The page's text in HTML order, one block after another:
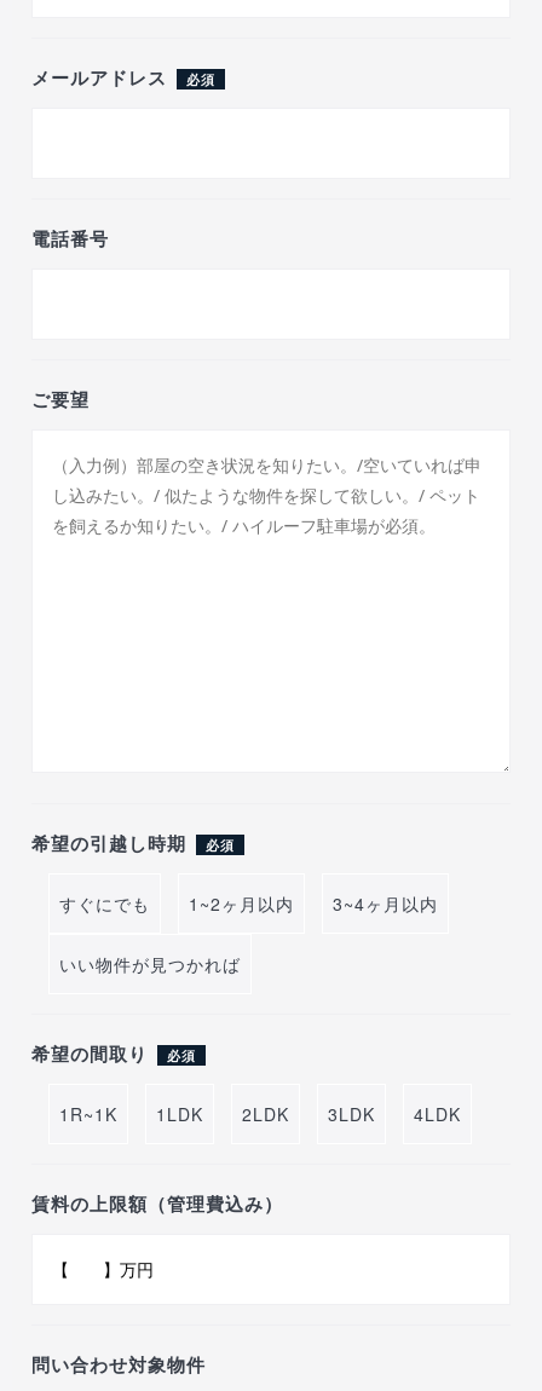
メールアドレス 必須
電話番号
ご要望
希望の引越し時期 必須
すぐにでも 1~2ヶ月以内 3~4ヶ月以内
いい物件が見つかれば
希望の間取り 必須
1R~1K 1LDK 2LDK 3LDK 4LDK
賃料の上限額（管理費込み）
問い合わせ対象物件